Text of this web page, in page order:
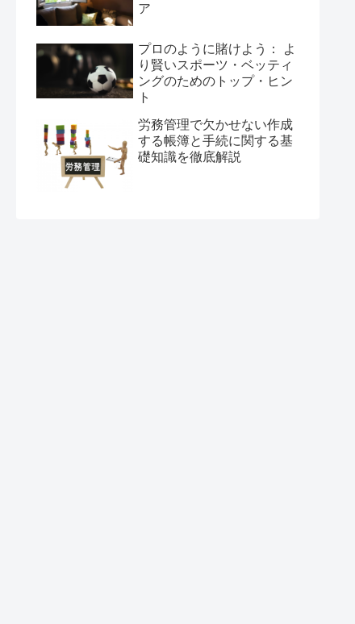
ア
プロのように賭けよう： よ
り賢いスポーツ・ベッティ
ングのためのトップ・ヒン
ト
労務管理で欠かせない作成
する帳簿と手続に関する基
礎知識を徹底解説